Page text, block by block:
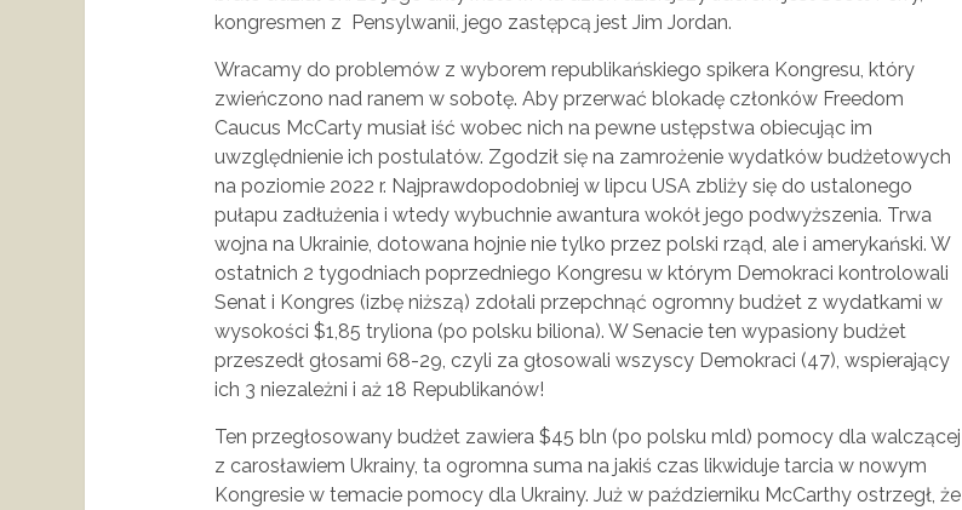
kongresmen z Pensylwanii, jego zastępcą jest Jim Jordan.
Wracamy do problemów z wyborem republikańskiego spikera Kongresu, który
zwieńczono nad ranem w sobotę. Aby przerwać blokadę członków Freedom
Caucus McCarty musiał iść wobec nich na pewne ustępstwa obiecując im
uwzględnienie ich postulatów. Zgodził się na zamrożenie wydatków budżetowych
na poziomie 2022 r. Najprawdopodobniej w lipcu USA zbliży się do ustalonego
pułapu zadłużenia i wtedy wybuchnie awantura wokół jego podwyższenia. Trwa
wojna na Ukrainie, dotowana hojnie nie tylko przez polski rząd, ale i amerykański. W
ostatnich 2 tygodniach poprzedniego Kongresu w którym Demokraci kontrolowali
Senat i Kongres (izbę niższą) zdołali przepchnąć ogromny budżet z wydatkami w
wysokości $1,85 tryliona (po polsku biliona). W Senacie ten wypasiony budżet
przeszedł głosami 68-29, czyli za głosowali wszyscy Demokraci (47), wspierający
ich 3 niezależni i aż 18 Republikanów!
Ten przegłosowany budżet zawiera $45 bln (po polsku mld) pomocy dla walczącej
z carosławiem Ukrainy, ta ogromna suma na jakiś czas likwiduje tarcia w nowym
Kongresie w temacie pomocy dla Ukrainy. Już w październiku McCarthy ostrzegł, że